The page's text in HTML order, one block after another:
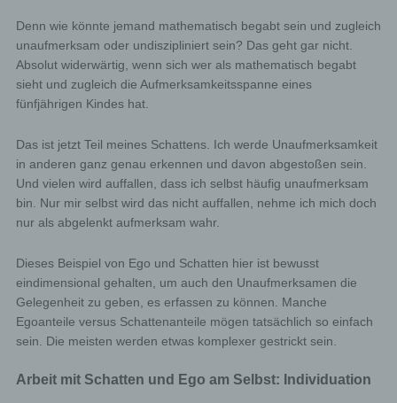
Denn wie könnte jemand mathematisch begabt sein und zugleich
unaufmerksam oder undiszipliniert sein? Das geht gar nicht.
Absolut widerwärtig, wenn sich wer als mathematisch begabt
sieht und zugleich die Aufmerksamkeitsspanne eines
fünfjährigen Kindes hat.
Das ist jetzt Teil meines Schattens. Ich werde Unaufmerksamkeit
in anderen ganz genau erkennen und davon abgestoßen sein.
Und vielen wird auffallen, dass ich selbst häufig unaufmerksam
bin. Nur mir selbst wird das nicht auffallen, nehme ich mich doch
nur als abgelenkt aufmerksam wahr.
Dieses Beispiel von Ego und Schatten hier ist bewusst
eindimensional gehalten, um auch den Unaufmerksamen die
Gelegenheit zu geben, es erfassen zu können. Manche
Egoanteile versus Schattenanteile mögen tatsächlich so einfach
sein. Die meisten werden etwas komplexer gestrickt sein.
Arbeit mit Schatten und Ego am Selbst: Individuation
processors (e.g. a parcel service) that also uses
personal data for an internal purpose which is
attributable to the controller.
By registering on the website of the controller, the
IP address—assigned by the Internet service
provider (ISP) and used by the data subject—date,
storage of this data takes place against the
background that this is the only way to prevent the
misuse of our services, and, if necessary, to make
it possible to investigate committed offenses.
Insofar, the storage of this data is necessary to
secure the controller. This data is not passed on to
pass on the data, or if the transfer serves the aim of
criminal prosecution.
The registration of the data subject, with the
voluntary indication of personal data, is intended to
enable the controller to offer the data subject
registered users due to the nature of the matter in